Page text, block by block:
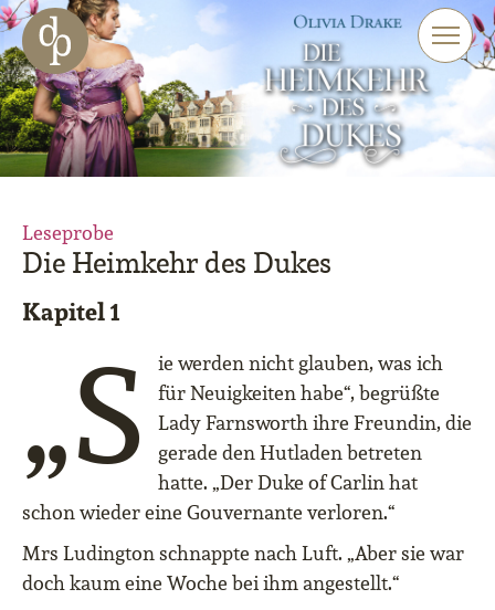
Zum Haupt-Inhalt springen
Zur Navigation springen
Zur Website-Suche springen
Leseprobe
Die Heimkehr des Dukes
Kapitel 1
„S
ie werden nicht glauben, was ich
für Neuigkeiten habe“, begrüßte
Lady Farnsworth ihre Freundin, die
gerade den Hutladen betreten
hatte. „Der Duke of Carlin hat
schon wieder eine Gouvernante verloren.“
Mrs Ludington schnappte nach Luft. „Aber sie war
doch kaum eine Woche bei ihm angestellt.“